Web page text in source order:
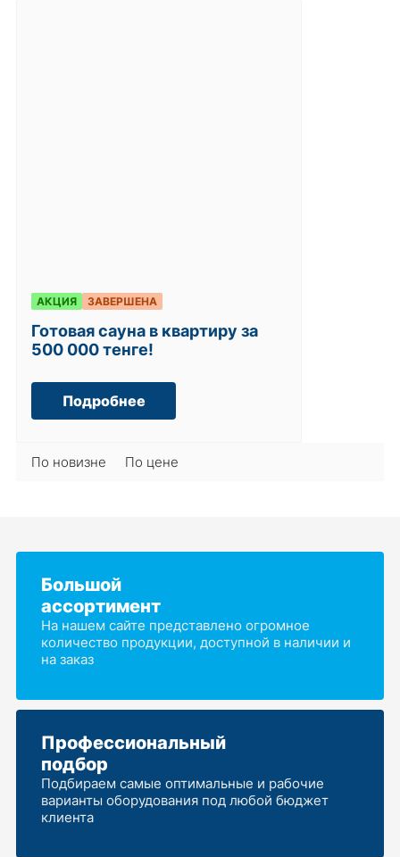
АКЦИЯ ЗАВЕРШЕНА
Готовая сауна в квартиру за
500 000 тенге!
Подробнее
По новизне По цене
Большой
ассортимент
На нашем сайте представлено огромное
количество продукции, доступной в наличии и
на заказ
Профессиональный
подбор
Подбираем самые оптимальные и рабочие
варианты оборудования под любой бюджет
клиента